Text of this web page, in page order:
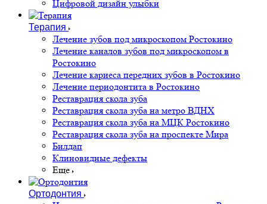
Цифровой дизайн улыбки
Терапия
Лечение зубов под микроскопом Ростокино
Лечение каналов зубов под микроскопом в
Ростокино
Лечение кариеса передних зубов в Ростокино
Лечение периодонтита в Ростокино
Реставрация скола зуба
Реставрация скола зуба на метро ВДНХ
Реставрация скола зуба на МЦК Ростокино
Реставрация скола зуба на проспекте Мира
Билдап
Клиновидные дефекты
Еще
Ортодонтия